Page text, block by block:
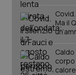
Ma il
Caldo
corpo